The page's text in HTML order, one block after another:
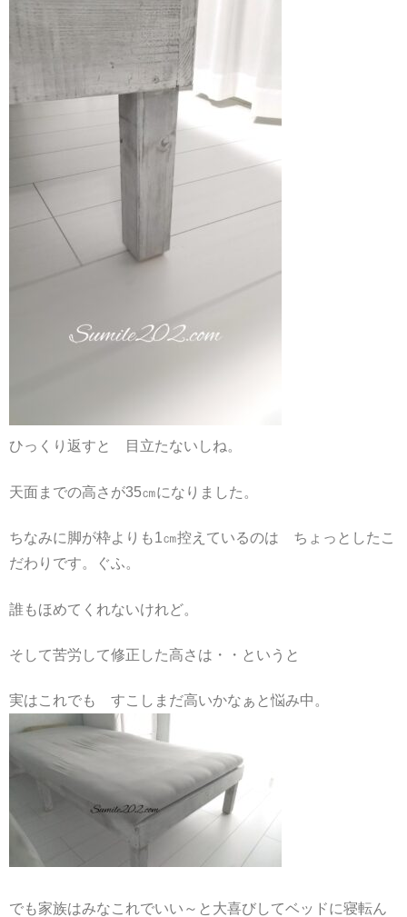
ひっくり返すと 目立たないしね。
天面までの高さが35㎝になりました。
ちなみに脚が枠よりも1㎝控えているのは ちょっとしたこ
だわりです。ぐふ。
誰もほめてくれないけれど。
そして苦労して修正した高さは・・というと
実はこれでも すこしまだ高いかなぁと悩み中。
でも家族はみなこれでいい～と大喜びしてベッドに寝転ん